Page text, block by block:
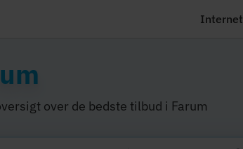
Internet
over de bedste tilbud i Farum